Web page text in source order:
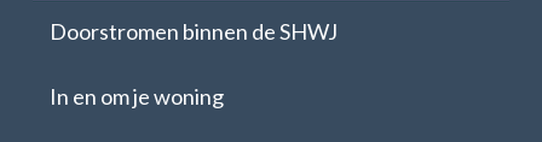
Doorstromen binnen de SHWJ
In en om je woning